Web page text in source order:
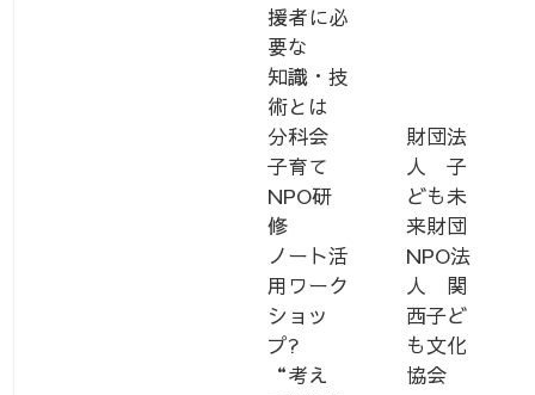
援者に必
要な
知識・技
術とは
分科会
子育て
NPO研
修
ノート活
用ワーク
ショッ
プ?
“考え
財団法
人 子
ども未
来財団
NPO法
人 関
西子ど
も文化
協会